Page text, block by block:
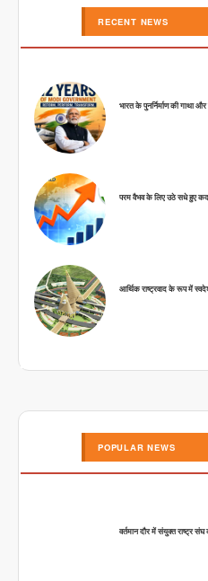
RECENT NEWS
भारत के पुनर्निर्माण की गाथा
परम वैभव के लिए उठे सधे हुए
आर्थिक राष्ट्रवाद के रूप में
POPULAR NEWS
वर्तमान दौर में संयुक्त राष्ट्र संघ